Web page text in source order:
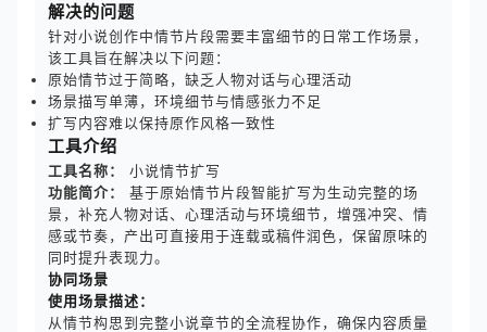
解决的问题
针对小说创作中情节片段需要丰富细节的日常工作场景，
该工具旨在解决以下问题：
原始情节过于简略，缺乏人物对话与心理活动
场景描写单薄，环境细节与情感张力不足
扩写内容难以保持原作风格一致性
工具介绍
工具名称：
小说情节扩写
功能简介：
基于原始情节片段智能扩写为生动完整的场
景，补充人物对话、心理活动与环境细节，增强冲突、情
感或节奏，产出可直接用于连载或稿件润色，保留原味的
同时提升表现力。
协同场景
使用场景描述：
从情节构思到完整小说章节的全流程协作，确保内容质量